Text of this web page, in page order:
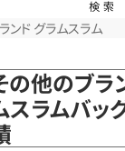
ンド グラムスラムバ
の他のブラ
スラムバッ